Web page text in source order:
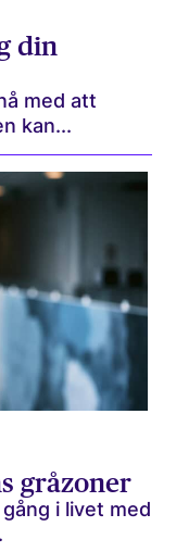
din
med att
kan...
gråzoner
i livet med